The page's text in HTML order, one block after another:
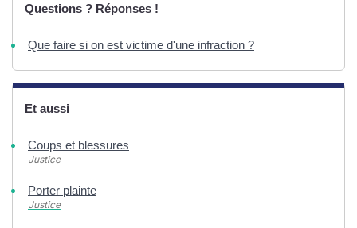
Questions ? Réponses !
Que faire si on est victime d'une infraction ?
Et aussi
Coups et blessures
Justice
Porter plainte
Justice